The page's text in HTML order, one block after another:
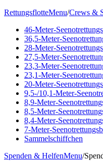
RettungsflotteMenu/Crews &
46-Meter-
36,5-Meter-
28-Meter-
27,5-Meter-
23,3-Meter-
23,1-Meter-
20-Meter-
9,5-/10,1-Meter-
8,9-Meter-
8,5-Meter-
8,4-Meter-
7-Meter-
Sammelschiffchen
Spenden & HelfenMenu/